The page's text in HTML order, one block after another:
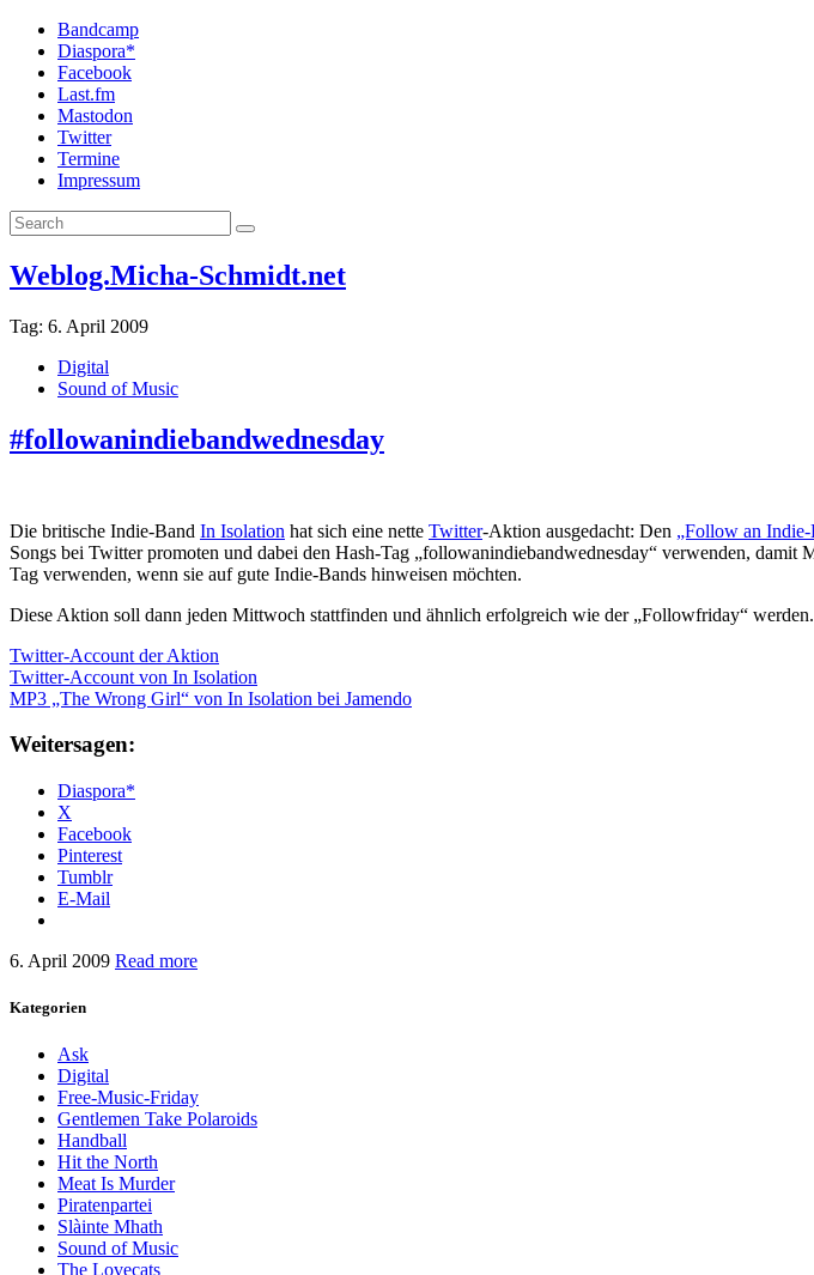
Bandcamp
Diaspora*
Facebook
Last.fm
Mastodon
Twitter
Termine
Impressum
Weblog.Micha-Schmidt.net
Tag: 6. April 2009
Digital
Sound of Music
#followanindiebandwednesday
Die britische Indie-Band In Isolation hat sich eine nette Twitter-Aktion ausgedacht: Den „Follow an Indie-
Songs bei Twitter promoten und dabei den Hash-Tag „followanindiebandwednesday“ verwenden, damit
Tag verwenden, wenn sie auf gute Indie-Bands hinweisen möchten.
Diese Aktion soll dann jeden Mittwoch stattfinden und ähnlich erfolgreich wie der „Followfriday“
Twitter-Account der Aktion
Twitter-Account von In Isolation
MP3 „The Wrong Girl“ von In Isolation bei Jamendo
Weitersagen:
Diaspora*
X
Facebook
Pinterest
Tumblr
E-Mail
6. April 2009 Read more
Kategorien
Ask
Digital
Free-Music-Friday
Gentlemen Take Polaroids
Handball
Hit the North
Meat Is Murder
Piratenpartei
Slàinte Mhath
Sound of Music
The Lovecats